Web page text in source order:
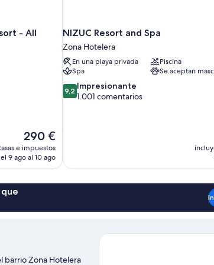
- All
El
precio
actual
290 €
290 €
e impuestos
9 ago al 10 ago
NIZUC Resort and Spa
Zona Hotelera
En una playa privada
Piscina
Spa
Se aceptan
9.2
sobre
9,2 Impresionante
1.001 comentarios
barrio Zona Hotelera